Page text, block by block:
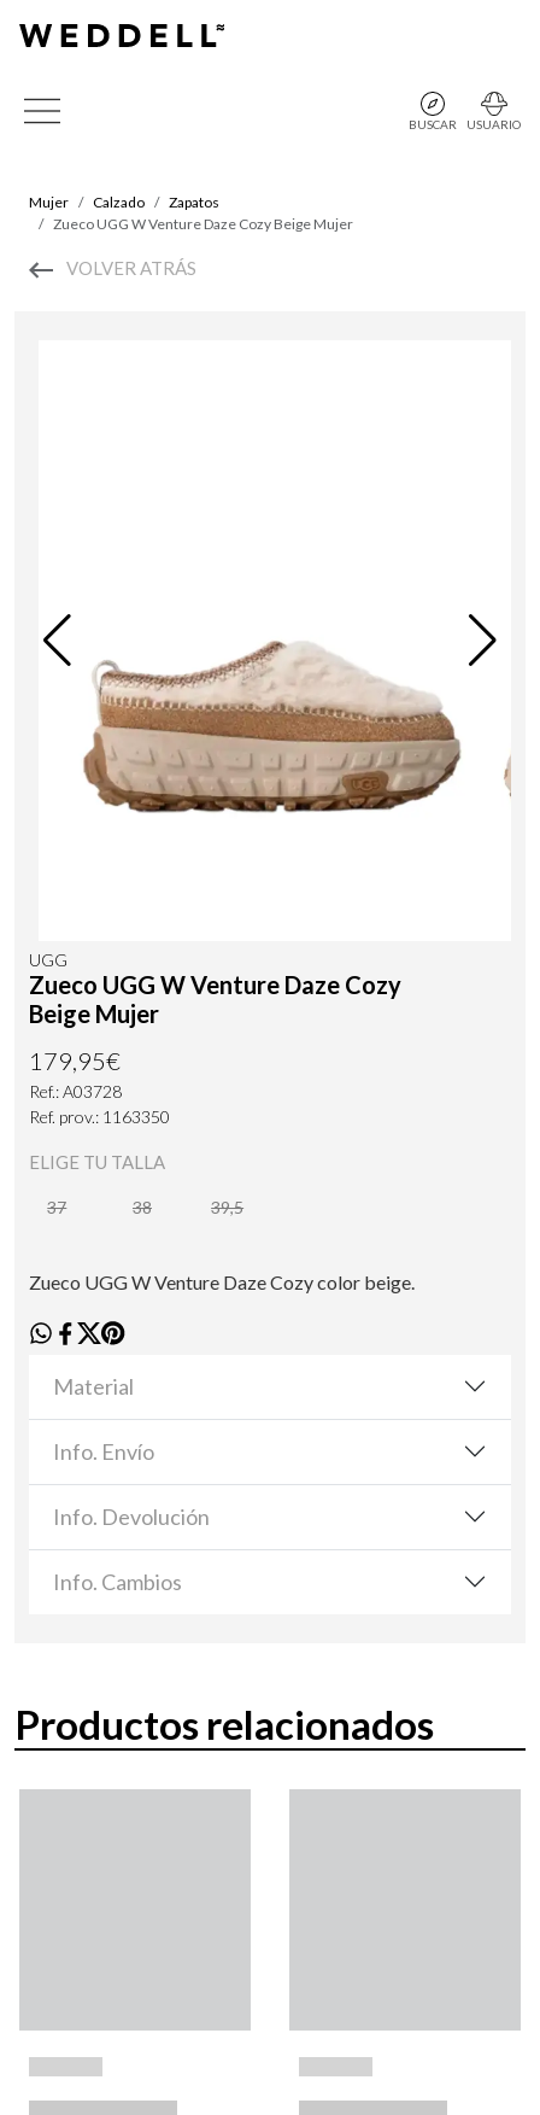
BUSCAR USUARIO
Mujer Calzado
Zapatos
Zueco UGG W Venture Daze Cozy Beige Mujer
VOLVER ATRÁS
UGG
Zueco UGG W Venture Daze Cozy
Beige Mujer
179,95€
Ref.: A03728
Ref. prov.: 1163350
ELIGE TU TALLA
37 38 39,5
Zueco UGG W Venture Daze Cozy color beige.
Material
Info. Envío
Info. Devolución
Info. Cambios
Productos relacionados